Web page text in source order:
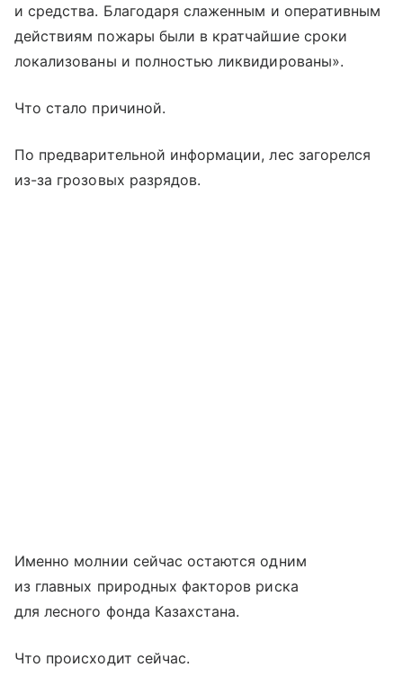
и средства. Благодаря слаженным и оперативным
действиям пожары были в кратчайшие сроки
локализованы и полностью ликвидированы».
Что стало причиной.
По предварительной информации, лес загорелся
из-за грозовых разрядов.
Именно молнии сейчас остаются одним
из главных природных факторов риска
для лесного фонда Казахстана.
Что происходит сейчас.